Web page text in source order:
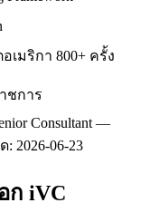
มริกา 800+ ครั้ง
ชการ
Consultant —
: 2026-06-23
ก iVC